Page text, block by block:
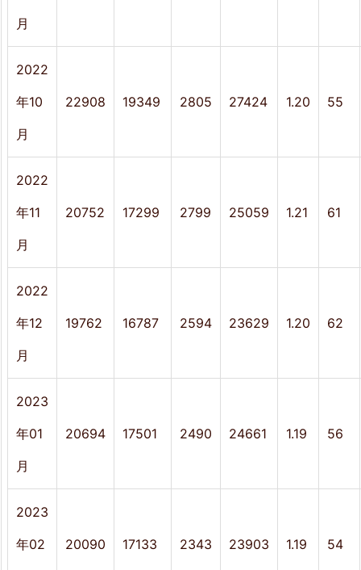
月
2022
年10
月
22908 19349 2805 27424 1.20 55
2022
年11
月
20752 17299 2799 25059 1.21 61
2022
年12
月
19762 16787 2594 23629 1.20 62
2023
年01
月
20694 17501 2490 24661 1.19 56
2023
年02
20090 17133 2343 23903 1.19 54